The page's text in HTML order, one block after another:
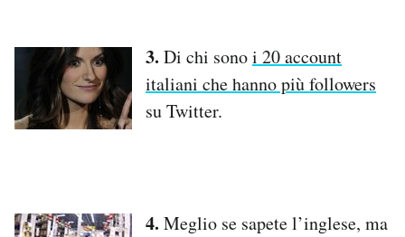
3. Di chi sonoi 20 account
italiani che hanno più followers
su Twitter.
4. Meglio se sapete l’inglese, ma